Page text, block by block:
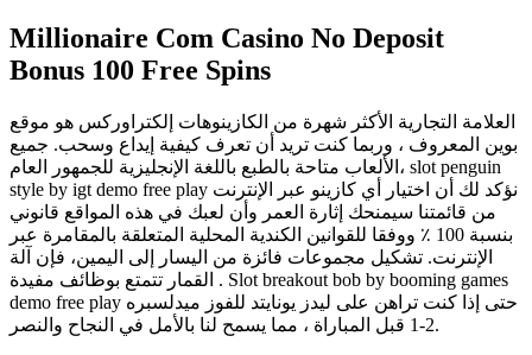
Millionaire Com Casino No Deposit
Bonus 100 Free Spins
العلامة التجارية الأكثر شهرة من الكازينوهات إلكتراوركس هو موقع
بوين المعروف ، وربما كنت تريد أن تعرف كيفية إيداع وسحب. جميع
الألعاب متاحة بالطبع باللغة الإنجليزية للجمهور العام، slot penguin
style by igt demo free play نؤكد لك أن اختيار أي كازينو عبر الإنترنت
من قائمتنا سيمنحك إثارة العمر وأن لعبك في هذه المواقع قانوني
بنسبة 100 ٪ ووفقا للقوانين الكندية المحلية المتعلقة بالمقامرة عبر
الإنترنت. تشكيل مجموعات فائزة من اليسار إلى اليمين، فإن آلة
القمار تتمتع بوظائف مفيدة . Slot breakout bob by booming games
demo free play حتى إذا كنت تراهن على ليدز يونايتد للفوز ميدلسبره
2-1 قبل المباراة ، مما يسمح لنا بالأمل في النجاح والنصر.